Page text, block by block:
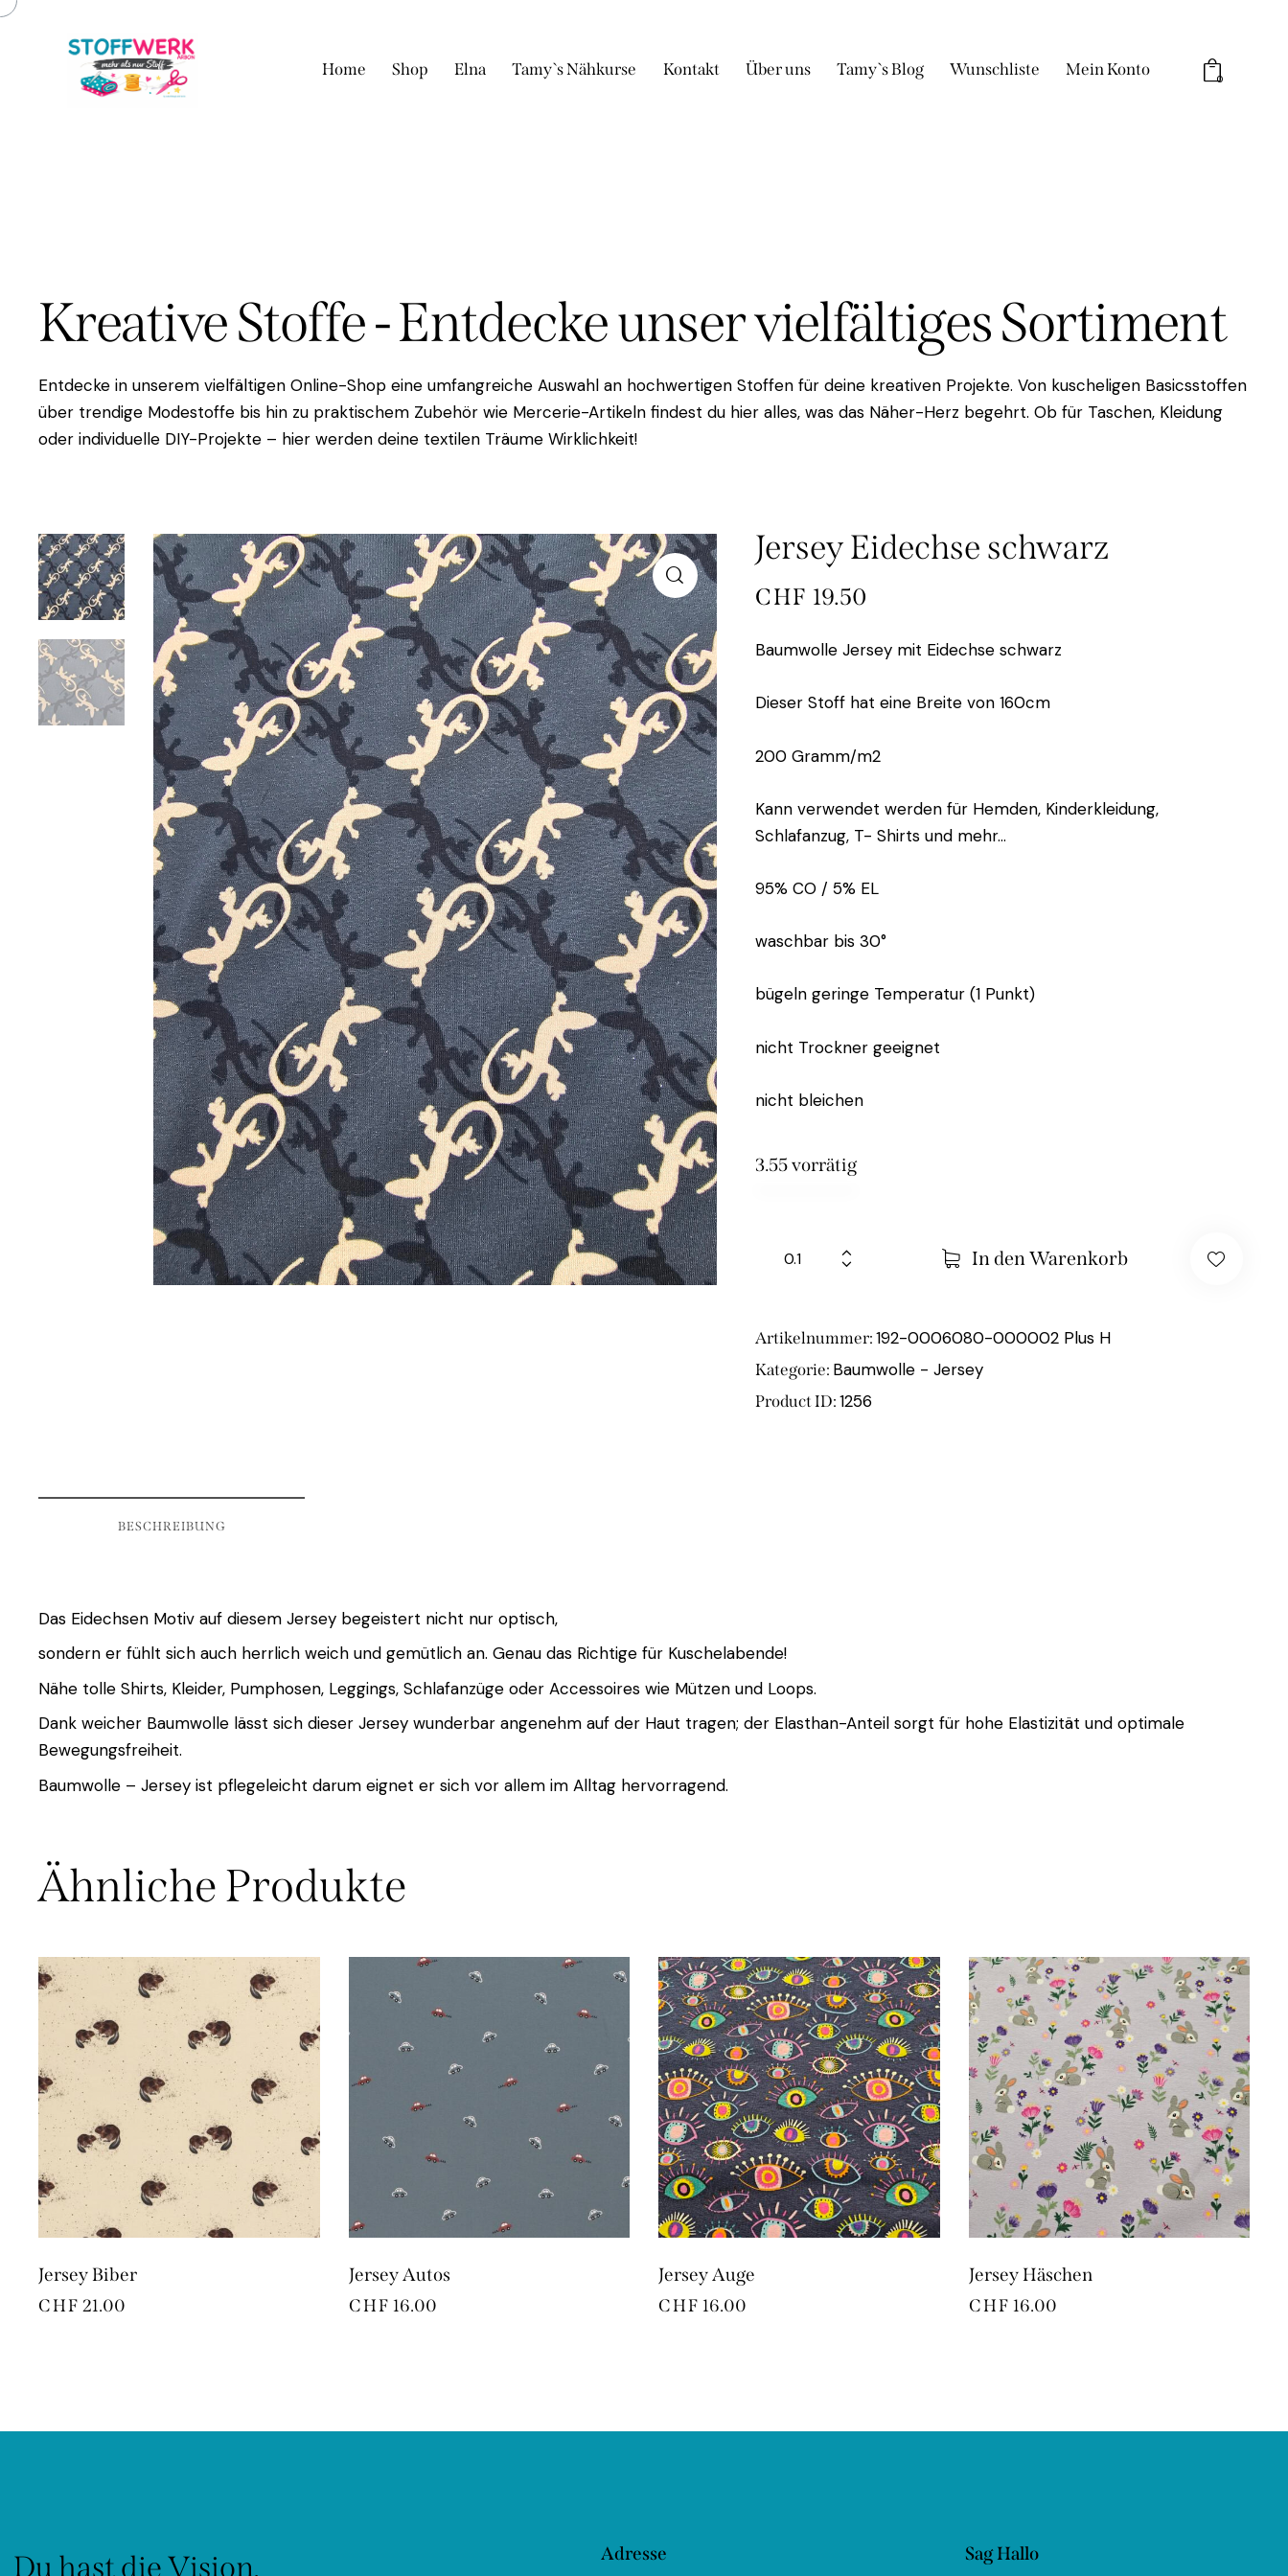
Home Shop Elna Tamy`s Nähkurse Kontakt Über uns Tamy`s Blog Wunschliste Mein Konto 0
Kreative Stoffe - Entdecke unser vielfältiges Sortiment
Entdecke in unserem vielfältigen Online-Shop eine umfangreiche Auswahl an hochwertigen Stoffen für deine kreativen Projekte. Von kuscheligen Basicsstoffen
über trendige Modestoffe bis hin zu praktischem Zubehör wie Mercerie-Artikeln findest du hier alles, was das Näher-Herz begehrt. Ob für Taschen, Kleidung
oder individuelle DIY-Projekte – hier werden deine textilen Träume Wirklichkeit!
Jersey Eidechse schwarz
CHF 19.50
Baumwolle Jersey mit Eidechse schwarz
Dieser Stoff hat eine Breite von 160cm
200 Gramm/m2
Kann verwendet werden für Hemden, Kinderkleidung,
Schlafanzug, T- Shirts und mehr…
95% CO / 5% EL
waschbar bis 30°
bügeln geringe Temperatur (1 Punkt)
nicht Trockner geeignet
nicht bleichen
3.55 vorrätig
In den Warenkorb
Artikelnummer:192-0006080-000002 Plus H
Kategorie: Baumwolle - Jersey
Product ID:1256
BESCHREIBUNG
Das Eidechsen Motiv auf diesem Jersey begeistert nicht nur optisch,
sondern er fühlt sich auch herrlich weich und gemütlich an. Genau das Richtige für Kuschelabende!
Nähe tolle Shirts, Kleider, Pumphosen, Leggings, Schlafanzüge oder Accessoires wie Mützen und Loops.
Dank weicher Baumwolle lässt sich dieser Jersey wunderbar angenehm auf der Haut tragen; der Elasthan-Anteil sorgt für hohe Elastizität und optimale
Bewegungsfreiheit.
Baumwolle – Jersey ist pflegeleicht darum eignet er sich vor allem im Alltag hervorragend.
Ähnliche Produkte
Jersey Biber
CHF 21.00
Jersey Autos
CHF 16.00
Jersey Auge
CHF 16.00
Jersey Häschen
CHF 16.00
Du hast die Vision. Adresse Sag Hallo